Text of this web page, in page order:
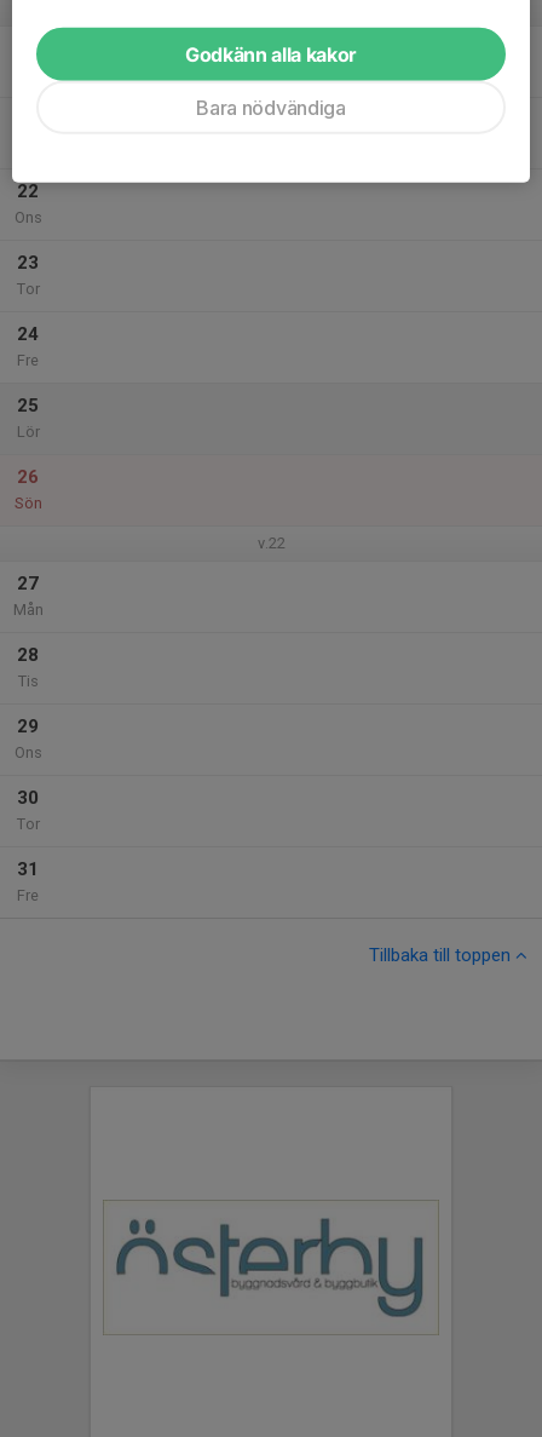
20
Mån
22
Ons
23
Tor
24
Fre
25
Lör
26
Sön
v.22
27
Mån
28
Tis
29
Ons
30
Tor
31
Fre
Tillbaka till toppen
Godkänn alla kakor
Bara nödvändiga